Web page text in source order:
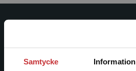
Samtycke Information
ledande utbildningsförlag. Med